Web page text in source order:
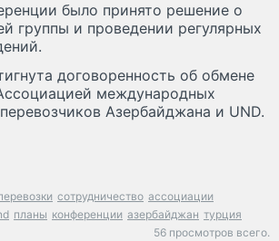
было принято решение о
группы и проведении регулярных
договоренность об обмене
международных
Азербайджана и UND.
сотрудничество ассоциации
планы конференции азербайджан турция
56 просмотров всего.